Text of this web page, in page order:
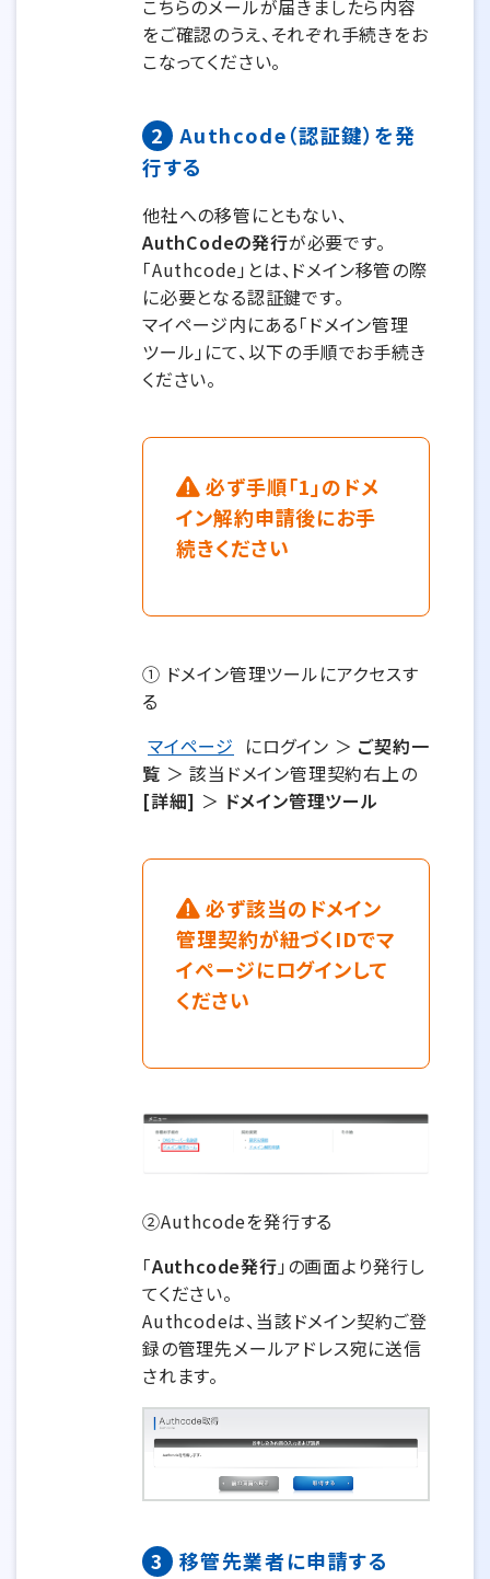
こちらのメールが届きましたら内容
をご確認のうえ、それぞれ手続きをお
こなってください。
2
Authcode（認証鍵）を発
行する
他社への移管にともない、
AuthCodeの発行が必要です。
「Authcode」とは、ドメイン移管の際
に必要となる認証鍵です。
マイページ内にある「ドメイン管理
ツール」にて、以下の手順でお手続き
ください。
必ず手順「1」のドメ
イン解約申請後にお手
続きください
① ドメイン管理ツールにアクセスす
る
マイページ にログイン ＞ ご契約一
覧 ＞ 該当ドメイン管理契約右上の
[詳細] ＞ ドメイン管理ツール
必ず該当のドメイン
管理契約が紐づくIDでマ
イページにログインして
ください
②Authcodeを発行する
「Authcode発行」の画面より発行し
てください。
Authcodeは、当該ドメイン契約ご登
録の管理先メールアドレス宛に送信
されます。
3 移管先業者に申請する